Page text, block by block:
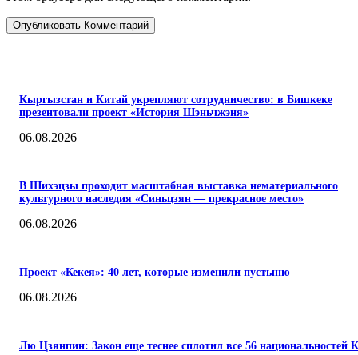
Кыргызстан и Китай укрепляют сотрудничество: в Бишкеке
презентовали проект «История Шэньчжэня»
06.08.2026
В Шихэцзы проходит масштабная выставка нематериального
культурного наследия «Синьцзян — прекрасное место»
06.08.2026
Проект «Кекея»: 40 лет, которые изменили пустыню
06.08.2026
Лю Цзянпин: Закон еще теснее сплотил все 56 национальностей